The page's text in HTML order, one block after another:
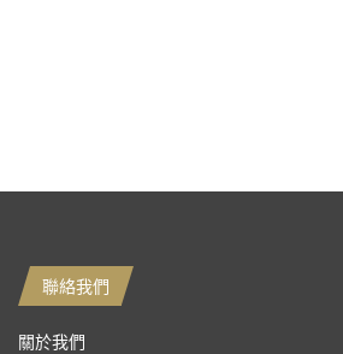
聯絡我們
關於我們